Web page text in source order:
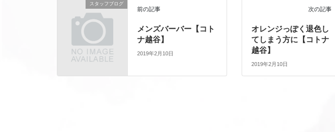
スタッフブログ
前の記事
メンズバーバー【コト
ナ越谷】
2019年2月10日
次の記事
オレンジっぽく退色し
てしまう方に【コトナ
越谷】
2019年2月10日